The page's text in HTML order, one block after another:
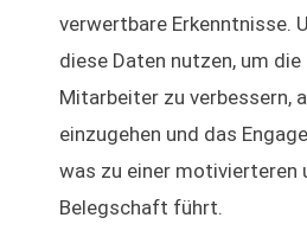
verwertbare Erkenntnisse.
diese Daten nutzen, um
Mitarbeiter zu verbessern,
einzugehen und das
was zu einer motivierteren
Belegschaft führt.